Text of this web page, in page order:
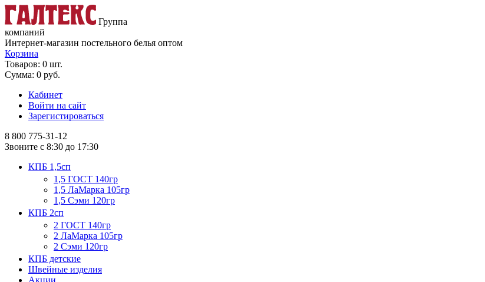
Группа
компаний
Интернет-магазин постельного белья оптом
Корзина
Товаров: 0 шт.
Сумма: 0 руб.
Кабинет
Войти на сайт
Зарегистироваться
8 800 775-31-12
Звоните с 8:30 до 17:30
КПБ 1,5сп
1,5 ГОСТ 140гр
1,5 ЛаМарка 105гр
1,5 Сэми 120гр
КПБ 2сп
2 ГОСТ 140гр
2 ЛаМарка 105гр
2 Сэми 120гр
КПБ детские
Швейные изделия
Акции